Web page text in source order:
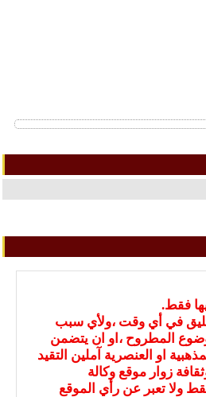
فقط.
في أي وقت ،ولأي سبب
المطروح ،او ان يتضمن
او العنصرية آملين التقيد
زوار موقع وكالة
ولا تعبر عن رأي الموقع